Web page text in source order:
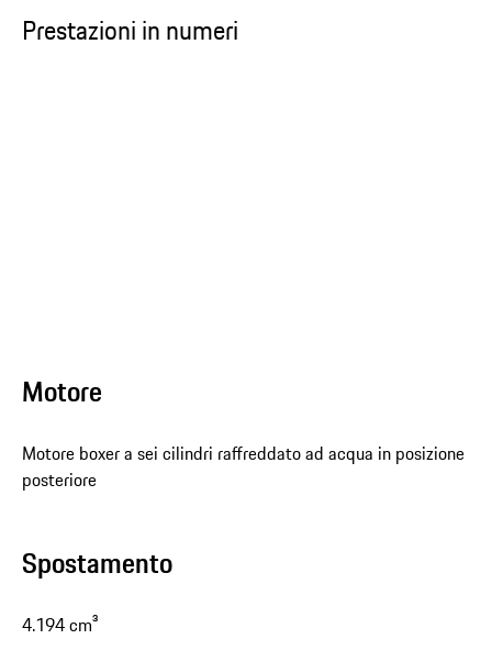
Prestazioni in numeri
Motore
Motore boxer a sei cilindri raffreddato ad acqua in posizione
posteriore
Spostamento
4.194 cm³